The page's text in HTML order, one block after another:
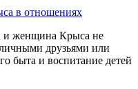
и женщина Крыса не
друзьями или
быта и воспитание детей